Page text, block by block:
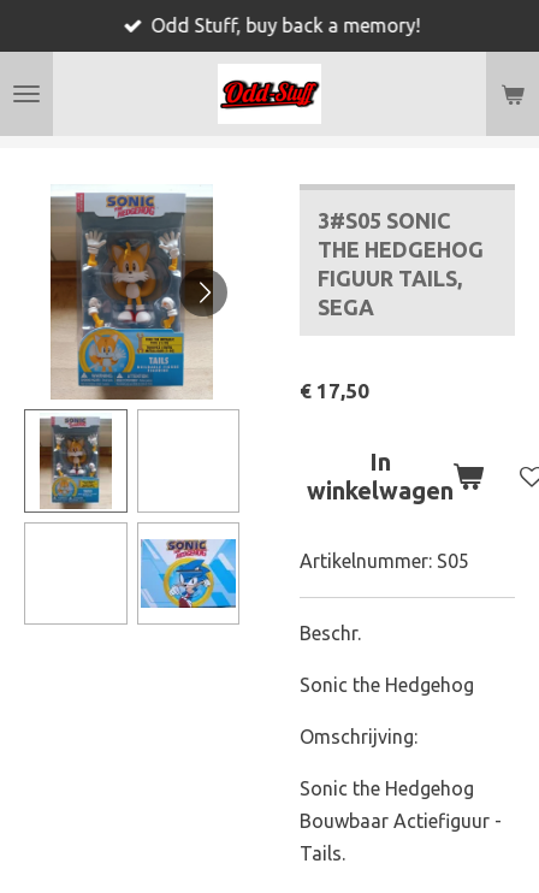
naar
Odd Stuff, buy back a memory!
3#S05 SONIC
THE HEDGEHOG
FIGUUR TAILS,
SEGA
€ 17,50
In
winkelwagen
Artikelnummer: S05
Beschr.
Sonic the Hedgehog
Omschrijving:
Sonic the Hedgehog
Bouwbaar Actiefiguur -
Tails.